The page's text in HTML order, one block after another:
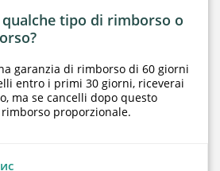
tipo di rimborso o
garanzia di rimborso di 60 giorni
entro i primi 30 giorni, riceverai
ma se cancelli dopo questo
proporzionale.